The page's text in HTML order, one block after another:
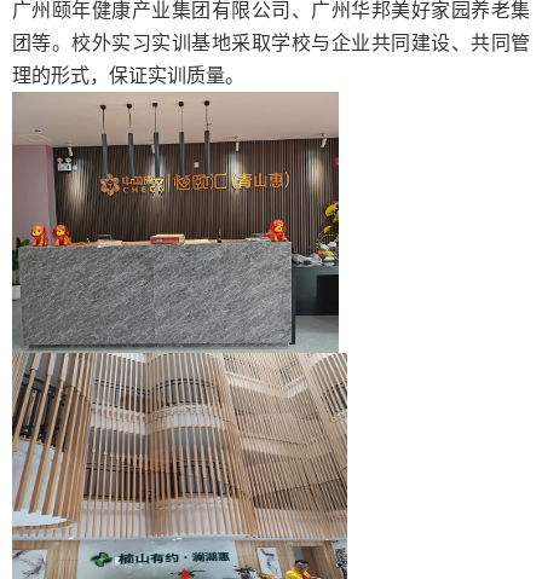
广州颐年健康产业集团有限公司、广州华邦美好家园养老集
团等。校外实习实训基地采取学校与企业共同建设、共同管
理的形式，保证实训质量。